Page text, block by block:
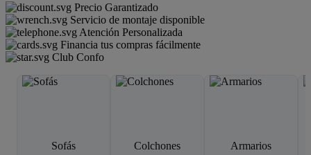
Precio Garantizado
Servicio de montaje disponible
Atención Personalizada
Financia tus compras fácilmente
Club Confo
Sofás Colchones Armarios